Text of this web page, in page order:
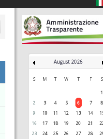
August 2026
S M T W T F S
1
2
3 4 5 6 7
8
9
10 11 12 13 14
16
17 18 19 20 21
23
24 25 26 27 28